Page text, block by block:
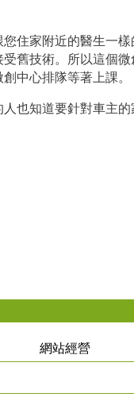
住家附近的醫生一
舊技術。所以這個
中心排隊等著上課。
也知道要針對車主
網站經營